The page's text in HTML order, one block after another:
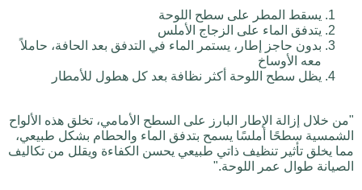
يسقط المطر على سطح اللوحة
يتدفق الماء على الزجاج الأملس
بدون حاجز إطار، يستمر الماء في التدفق بعد الحافة، حاملاً
معه الأوساخ
يظل سطح اللوحة أكثر نظافة بعد كل هطول للأمطار
"من خلال إزالة الإطار البارز على السطح الأمامي، تخلق هذه الألواح
الشمسية سطحًا أملسًا يسمح بتدفق الماء والحطام بشكل طبيعي،
مما يخلق تأثير تنظيف ذاتي طبيعي يحسن الكفاءة ويقلل من تكاليف
الصيانة طوال عمر اللوحة."